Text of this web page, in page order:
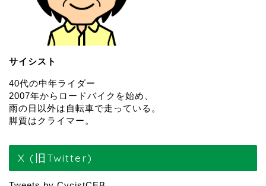
サイシスト
40代の中年ライダー
2007年からロードバイクを始め、
雨の日以外は自転車で走っている。
脚質はクライマー。
X (旧Twitter)